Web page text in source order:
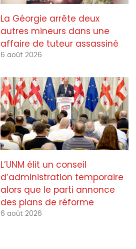
La Géorgie arrête deux
autres mineurs dans une
affaire de tuteur assassiné
6 août 2026
L’UNM élit un conseil
d’administration temporaire
alors que le parti annonce
des plans de réforme
6 août 2026